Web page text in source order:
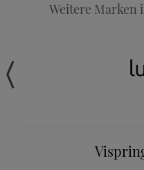
Weitere Marken